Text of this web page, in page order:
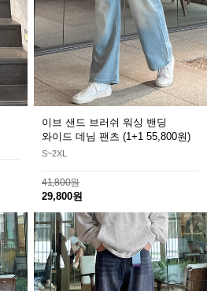
이브 샌드 브러쉬 워싱 밴딩
와이드 데님 팬츠 (1+1 55,800원)
S~2XL
41,800원
29,800원